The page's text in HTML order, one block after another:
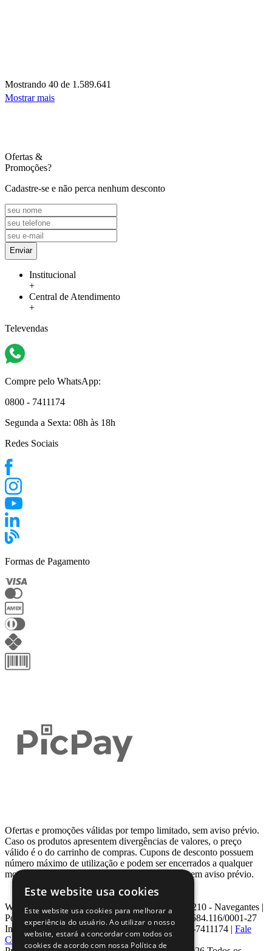
Mostrando 40 de 1.589.641
Mostrar mais
Ofertas &
Promoções?
Cadastre-se e não perca nenhum desconto
Enviar
Institucional
+
Central de Atendimento
+
Televendas
Compre pelo WhatsApp:
0800 - 7411174
Segunda a Sexta: 08h às 18h
Redes Sociais
Formas de Pagamento
Ofertas e promoções válidas por tempo limitado, sem aviso prévio.
Caso os produtos apresentem divergências de valores, o preço
válido é o do carrinho de compras. Cupons de desconto possuem
número máximo de utilização e podem ser encerrados a qualquer
momento, de acordo com sua disponibilidade e sem aviso prévio.
Webcontinental LTDA | Travessa Venezuela, Nº 210 - Navegantes |
Porto Alegre - RS - CEP: 90.240-220 CNPJ: 08.584.116/0001-27
Inscrição Estadual: 0963171399 | Telefone: 0800-7411174 | Fale
Conosco|ouvidoria@webcontinental.com.br
Este website usa cookies
Este website usa cookies para melhorar a
experiência do usuário. Ao utilizar o nosso
website, estará a concordar com todos os
cookies de acordo com nossa Política de